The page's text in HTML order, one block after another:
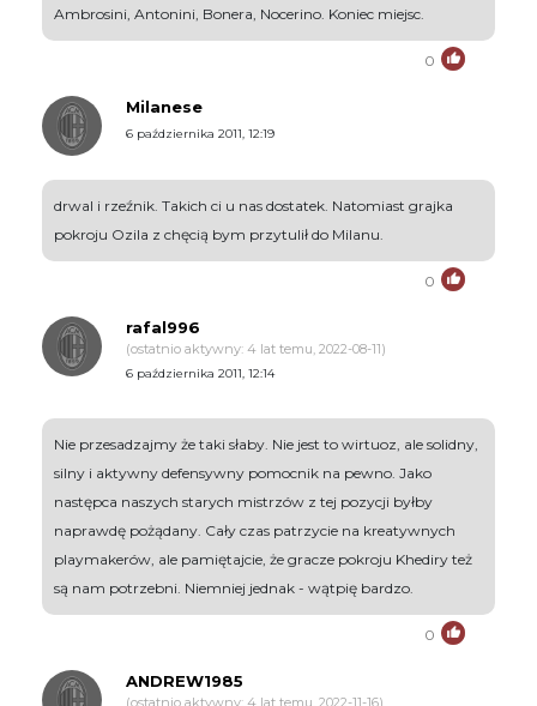
Ambrosini, Antonini, Bonera, Nocerino. Koniec miejsc.
0
Milanese
6 października 2011, 12:19
drwal i rzeźnik. Takich ci u nas dostatek. Natomiast grajka
pokroju Ozila z chęcią bym przytulił do Milanu.
0
rafal996
(ostatnio aktywny: 4 lat temu, 2022-08-11)
6 października 2011, 12:14
Nie przesadzajmy że taki słaby. Nie jest to wirtuoz, ale solidny,
silny i aktywny defensywny pomocnik na pewno. Jako
następca naszych starych mistrzów z tej pozycji byłby
naprawdę pożądany. Cały czas patrzycie na kreatywnych
playmakerów, ale pamiętajcie, że gracze pokroju Khediry też
są nam potrzebni. Niemniej jednak - wątpię bardzo.
0
ANDREW1985
(ostatnio aktywny: 4 lat temu, 2022-11-16)